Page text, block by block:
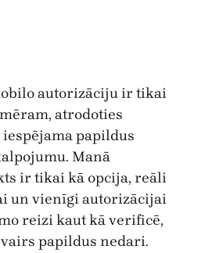
autorizāciju ir tikai
atrodoties
papildus
Manā
ir tikai kā opcija, reāli
un vienīgi autorizācijai
reizi kaut kā verificē,
papildus nedari.